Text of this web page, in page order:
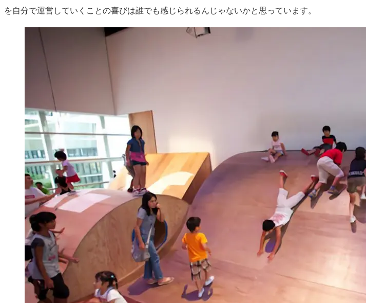
を自分で運営していくことの喜びは誰でも感じられるんじゃないかと思っています。